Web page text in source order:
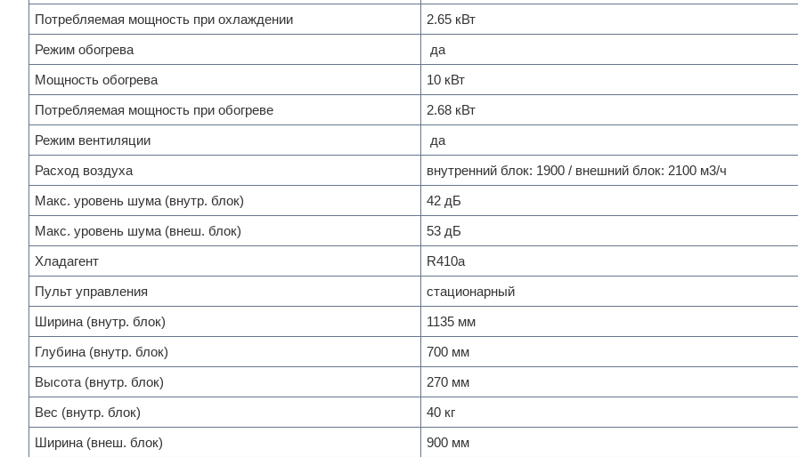
Потребляемая мощность при охлаждении
2.65 кВт
Режим обогрева
да
Мощность обогрева
10 кВт
Потребляемая мощность при обогреве
2.68 кВт
Режим вентиляции
да
Расход воздуха
внутренний блок: 1900 / внешний блок: 2100 м3/ч
Макс. уровень шума (внутр. блок)
42 дБ
Макс. уровень шума (внеш. блок)
53 дБ
Хладагент
R410a
Пульт управления
стационарный
Ширина (внутр. блок)
1135 мм
Глубина (внутр. блок)
700 мм
Высота (внутр. блок)
270 мм
Вес (внутр. блок)
40 кг
Ширина (внеш. блок)
900 мм